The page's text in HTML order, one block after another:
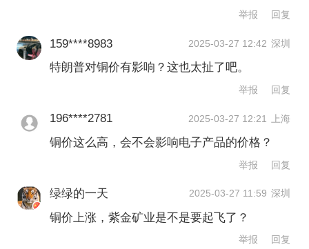
举报 回复
159****8983 2025-03-27 12:42 深圳
特朗普对铜价有影响？这也太扯了吧。
举报 回复
196****2781 2025-03-27 12:21 上海
铜价这么高，会不会影响电子产品的价格？
举报 回复
绿绿的一天 2025-03-27 11:59 深圳
铜价上涨，紫金矿业是不是要起飞了？
举报 回复